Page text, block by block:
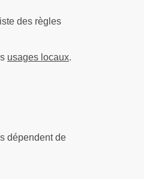
des règles
usages locaux.
dépendent de